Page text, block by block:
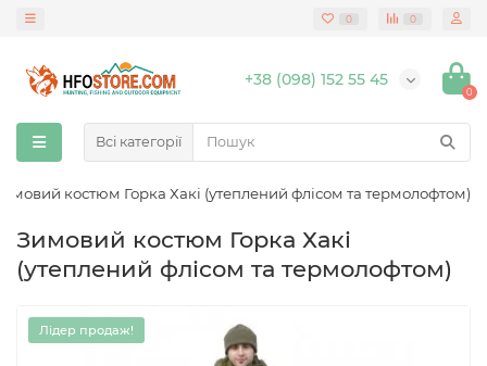
0 0
+38 (098) 152 55 45
0
Всі категорії
костюм Горка Хакі (утеплений флісом та термолофтом)
Зимовий костюм Горка Хакі
(утеплений флісом та термолофтом)
Лідер продаж!